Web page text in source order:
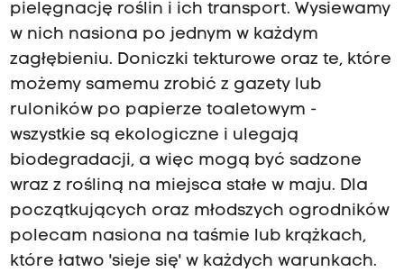
pielęgnację roślin i ich transport. Wysiewamy
w nich nasiona po jednym w każdym
zagłębieniu. Doniczki tekturowe oraz te, które
możemy samemu zrobić z gazety lub
ruloników po papierze toaletowym -
wszystkie są ekologiczne i ulegają
biodegradacji, a więc mogą być sadzone
wraz z rośliną na miejsca stałe w maju. Dla
początkujących oraz młodszych ogrodników
polecam nasiona na taśmie lub krążkach,
które łatwo 'sieje się' w każdych warunkach.